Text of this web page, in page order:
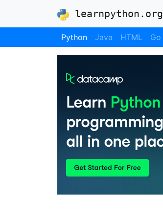
learnpython.org
Python Java HTML Go